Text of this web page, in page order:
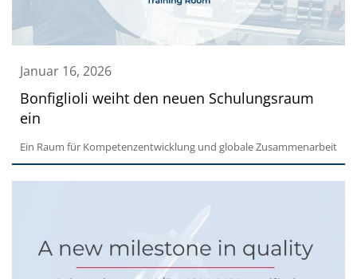
Januar 16, 2026
Bonfiglioli weiht den neuen Schulungsraum
ein
Ein Raum für Kompetenzentwicklung und globale Zusammenarbeit